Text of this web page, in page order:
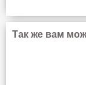
Так же вам